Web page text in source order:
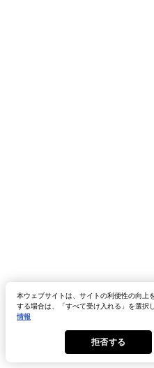
本ウェブサイトは、サイトの利便性の向上
する場合は、「すべて受け入れる」を選択
情報
拒否する